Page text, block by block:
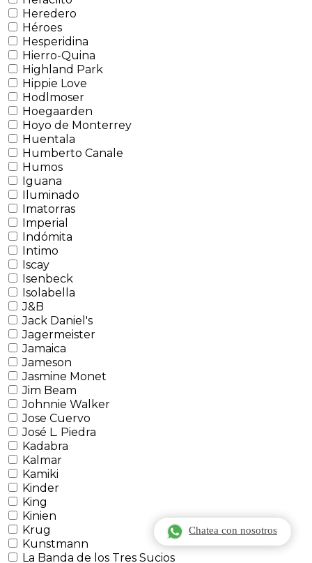
Chatea con nosotros
Heredero
Héroes
Hesperidina
Hierro-Quina
Highland Park
Hippie Love
Hodlmoser
Hoegaarden
Hoyo de Monterrey
Huentala
Humberto Canale
Humos
Iguana
Iluminado
Imatorras
Imperial
Indómita
Intimo
Iscay
Isenbeck
Isolabella
J&B
Jack Daniel's
Jagermeister
Jamaica
Jameson
Jasmine Monet
Jim Beam
Johnnie Walker
Jose Cuervo
José L. Piedra
Kadabra
Kalmar
Kamiki
Kinder
King
Kinien
Krug
Kunstmann
La Banda de los Tres Sucios